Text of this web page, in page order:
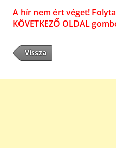
A hír nem ért véget!
KÖVETKEZŐ OLDAL
Vissza